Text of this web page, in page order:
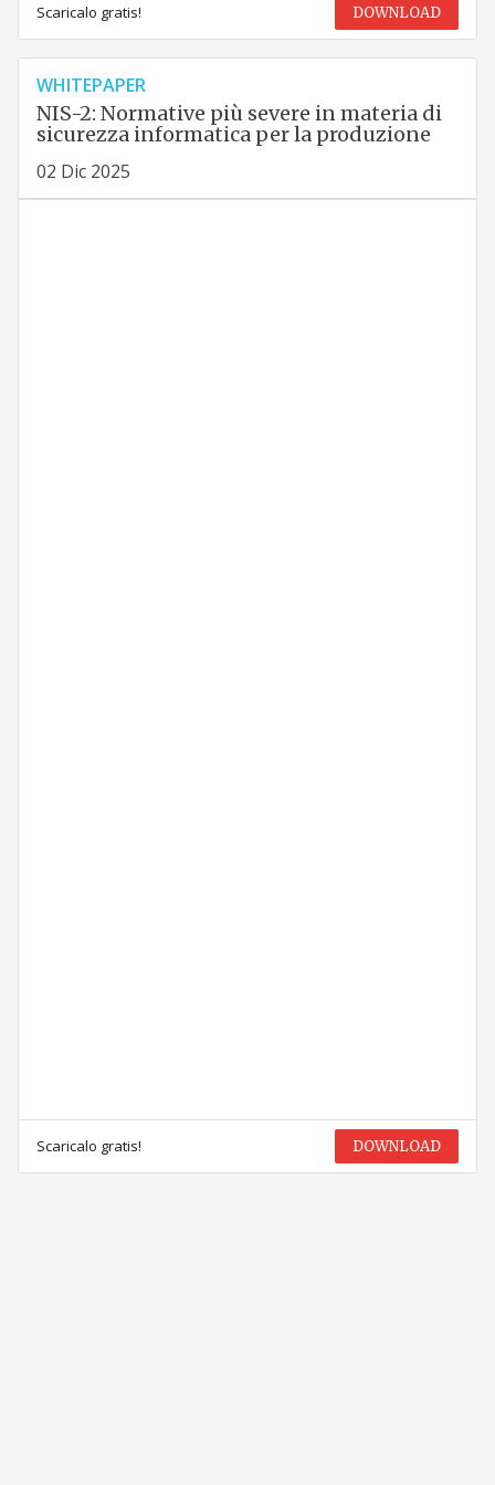
Scaricalo gratis! DOWNLOAD
WHITEPAPER
NIS-2: Normative più severe in materia di
sicurezza informatica per la produzione
02 Dic 2025
Scaricalo gratis! DOWNLOAD